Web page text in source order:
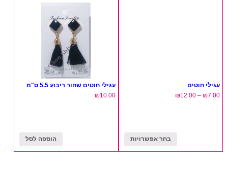
עגילי חוטים
₪7.00
–
₪12.00
בחר אפשרויות
עגילי חוטים שחור ריבוע 5.5 ס"מ
₪10.00
הוספה לסל